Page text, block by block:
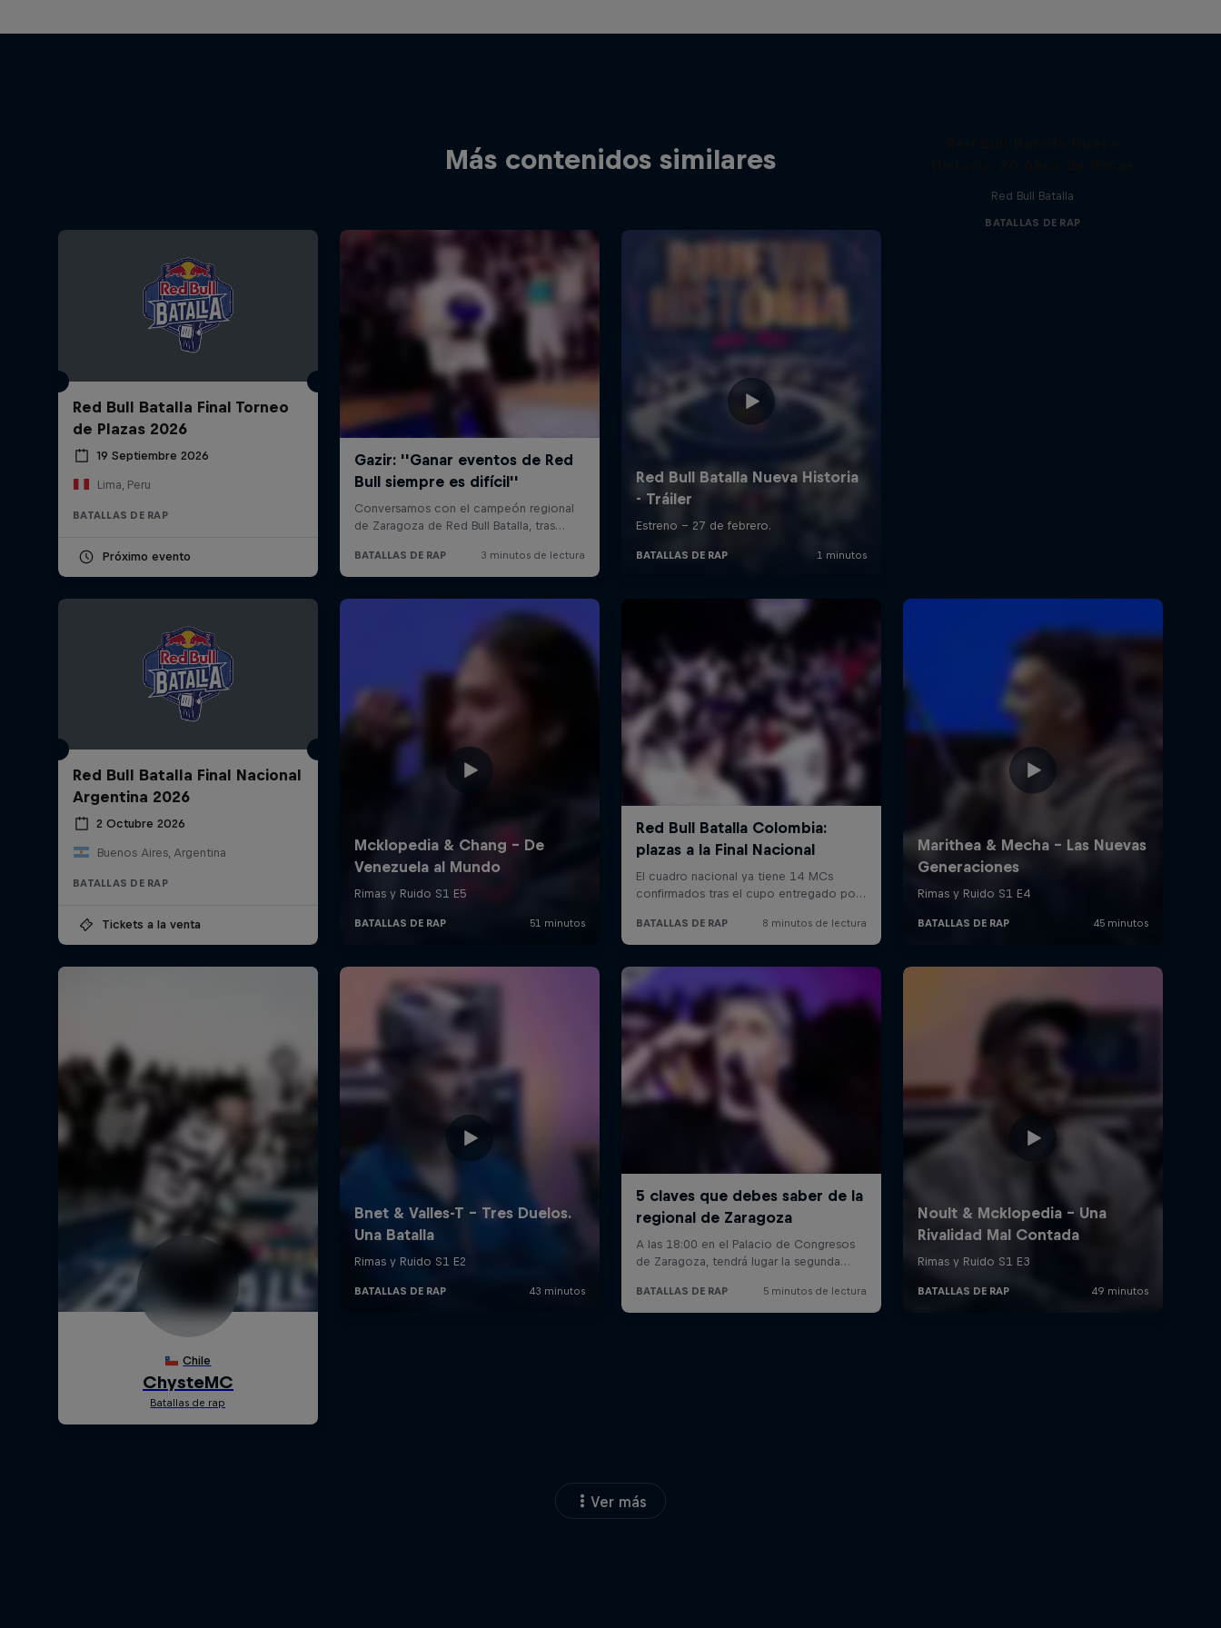
Más contenidos similares
Red Bull Batalla Final Torneo
de Plazas 2026
19 Septiembre 2026
Lima, Peru
BATALLAS DE RAP
Próximo evento
Red Bull Batalla
BATALLAS DE RAP
Red Bull Batalla Final Nacional
Argentina 2026
2 Octubre 2026
Buenos Aires, Argentina
BATALLAS DE RAP
Tickets a la venta
Ver más